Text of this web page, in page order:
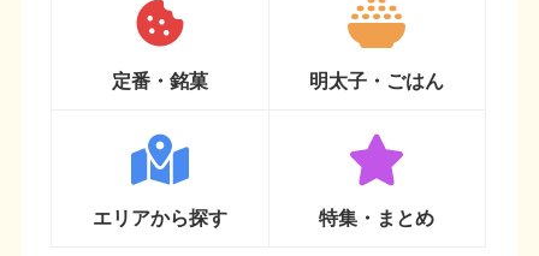
定番・銘菓 明太子・ごはん
エリアから探す 特集・まとめ